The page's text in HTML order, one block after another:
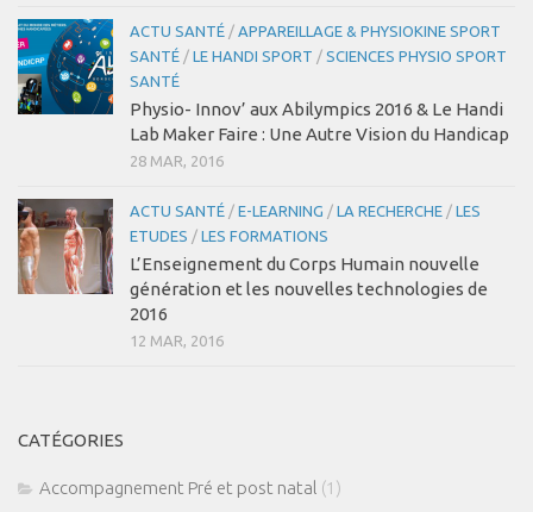
ACTU SANTÉ / APPAREILLAGE & PHYSIOKINE SPORT
SANTÉ / LE HANDI SPORT / SCIENCES PHYSIO SPORT
SANTÉ
Physio- Innov’ aux Abilympics 2016 & Le Handi
Lab Maker Faire : Une Autre Vision du Handicap
28 MAR, 2016
ACTU SANTÉ / E-LEARNING / LA RECHERCHE / LES
ETUDES / LES FORMATIONS
L’Enseignement du Corps Humain nouvelle
génération et les nouvelles technologies de
2016
12 MAR, 2016
CATÉGORIES
Accompagnement Pré et post natal (1)